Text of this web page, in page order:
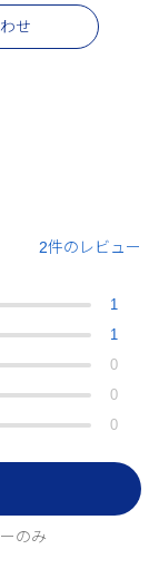
せ
2件のレビュー
1
1
0
0
0
のみ